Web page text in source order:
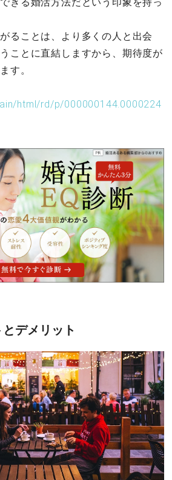
ることは、より多くの人と出会
ことに直結しますから、期待度が
す。
html/rd/p/000000144.0000224
デメリット